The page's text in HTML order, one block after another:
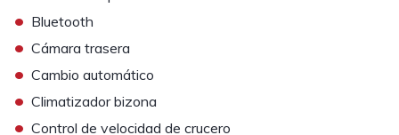
• Bluetooth
• Cámara trasera
• Cambio automático
• Climatizador bizona
• Control de velocidad de crucero